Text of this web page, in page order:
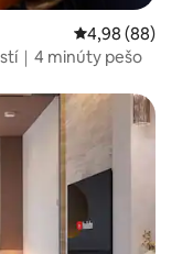
Priemerné
4,98 (88)
｜4 minúty pešo